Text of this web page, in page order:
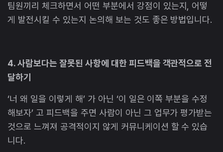
팀원끼리 체크하면서 어떤 부분에서 강점이 있는지, 어떻
게 발전시킬 수 있는지 논의해 보는 것도 좋은 방법입니다.
4. 사람보다는 잘못된 사항에 대한 피드백을 객관적으로 전
달하기
‘너 왜 일을 이렇게 해’ 가 아닌 ‘이 일은 이쪽 부분을 수정
해보자’ 고 피드백을 주면 사람이 아닌 그 업무가 평가받는
것으로 느껴져 공격적이지 않게 커뮤니케이션 할 수 있습
니다.